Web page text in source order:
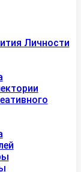
Личности